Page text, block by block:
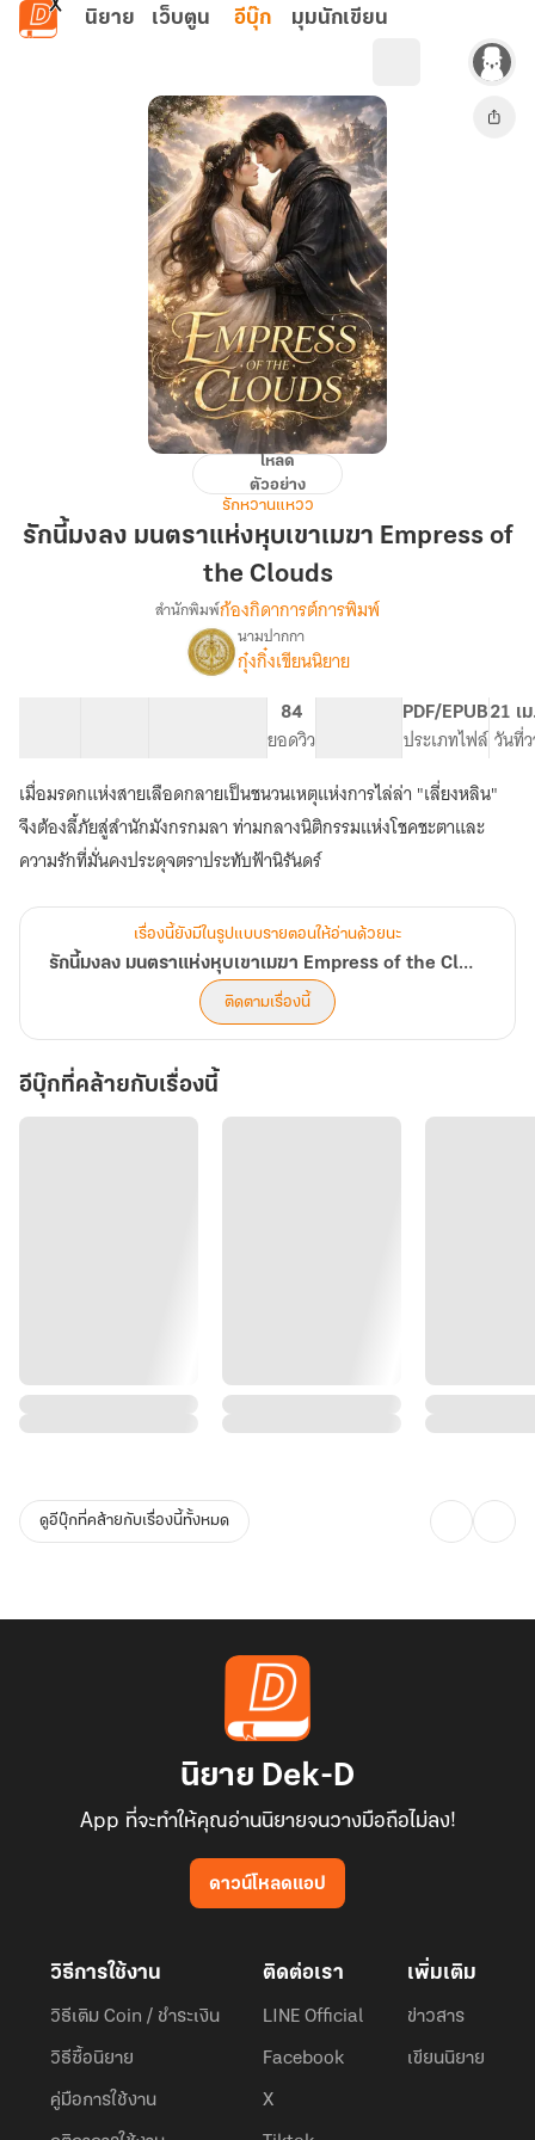
ข้ามไปยังเนื้อหาหลัก
นิยาย เว็บตูน อีบุ๊ก มุมนักเขียน
มงลง
แห่ง
หุบเขา
เมฆา
Empress
the
Clouds
โหลด
ตัวอย่าง
รักหวานแหวว
รักนี้มงลง มนตราแห่งหุบเขาเมฆา Empress of
the Clouds
เรื่อง
รัก
นี้
มงลง
มน
ตรา
แห่ง
หุบเขา
เมฆา
Empress
the
Clouds
สำนักพิมพ์ก้องกิดาการต์การพิมพ์
นามปากกา
กุ๋งกิ๋งเขียนนิยาย
84
ยอดวิว
PDF/EPUB
ประเภทไฟล์
21 เ
วันที่
เมื่อมรดกแห่งสายเลือดกลายเป็นชนวนเหตุแห่งการไล่ล่า "เลี่ยงหลิน"
จึงต้องลี้ภัยสู่สำนักมังกรกมลา ท่ามกลางนิติกรรมแห่งโชคชะตาและ
ความรักที่มั่นคงประดุจตราประทับฟ้านิรันดร์
เรื่องนี้ยังมีในรูปแบบรายตอนให้อ่านด้วยนะ
รักนี้มงลง มนตราแห่งหุบเขาเมฆา Empress of the Clouds
ติดตามเรื่องนี้
อีบุ๊กที่คล้ายกับเรื่องนี้
ดูอีบุ๊กที่คล้ายกับเรื่องนี้ทั้งหมด
นิยาย Dek-D
App ที่จะทำให้คุณอ่านนิยายจนวางมือถือไม่ลง!
ดาวน์โหลดแอป
วิธีการใช้งาน
วิธีเติม Coin / ชำระเงิน
วิธีซื้อนิยาย
คู่มือการใช้งาน
ติดต่อเรา
LINE Official
Facebook
X
เพิ่มเติม
ข่าวสาร
เขียนนิยาย